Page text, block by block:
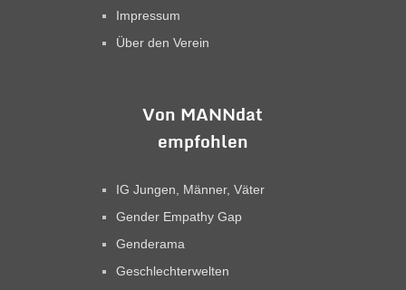
Impressum
Über den Verein
Von MANNdat
empfohlen
IG Jungen, Männer, Väter
Gender Empathy Gap
Genderama
Geschlechterwelten